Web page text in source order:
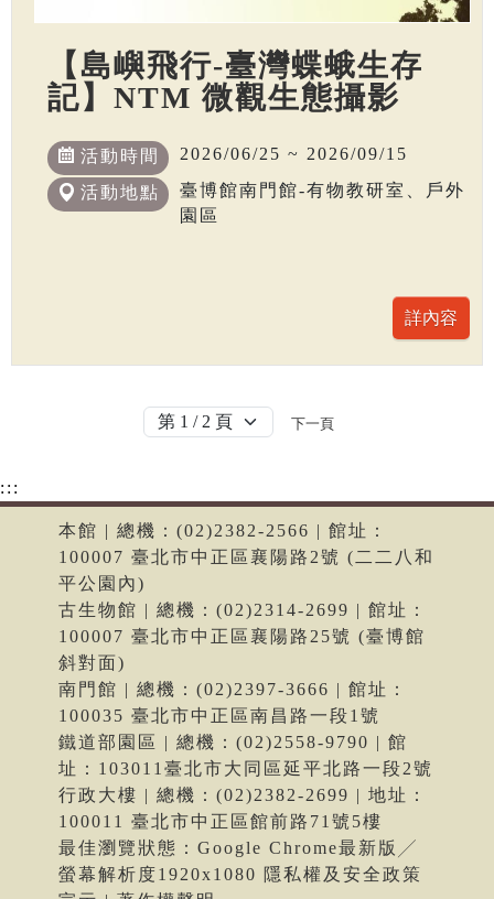
【島嶼飛行-臺灣蝶蛾生存
記】NTM 微觀生態攝影
活動時間 2026/06/25 ~ 2026/09/15
活動地點
臺博館南門館-有物教研室、戶外
園區
下一頁
:::
本館 | 總機：(02)2382-2566 | 館址：
100007 臺北市中正區襄陽路2號 (二二八和
平公園內)
古生物館 | 總機：(02)2314-2699 | 館址：
100007 臺北市中正區襄陽路25號 (臺博館
斜對面)
南門館 | 總機：(02)2397-3666 | 館址：
100035 臺北市中正區南昌路一段1號
鐵道部園區 | 總機：(02)2558-9790 | 館
址：103011臺北市大同區延平北路一段2號
行政大樓 | 總機：(02)2382-2699 | 地址：
100011 臺北市中正區館前路71號5樓
最佳瀏覽狀態：Google Chrome最新版╱
螢幕解析度1920x1080 隱私權及安全政策